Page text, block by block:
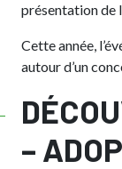
présentation de
Cette année,
autour d’un
–